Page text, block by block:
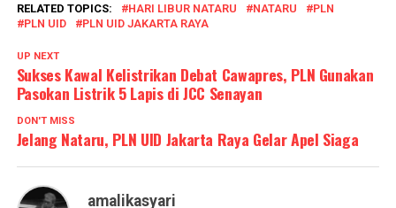
RELATED TOPICS: HARI LIBUR NATARU NATARU
PLN
PLN UID
PLN UID JAKARTA RAYA
UP NEXT
Sukses Kawal Kelistrikan Debat Cawapres, PLN Gunakan
Pasokan Listrik 5 Lapis di JCC Senayan
DON'T MISS
Jelang Nataru, PLN UID Jakarta Raya Gelar Apel Siaga
amalikasyari